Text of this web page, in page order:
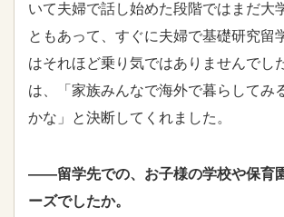
いて夫婦で話し始めた段階ではまだ大
ともあって、すぐに夫婦で基礎研究留
はそれほど乗り気ではありませんでし
は、「家族みんなで海外で暮らしてみ
かな」と決断してくれました。
――留学先での、お子様の学校や保育
ーズでしたか。